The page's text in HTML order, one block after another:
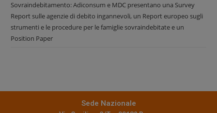
Sovraindebitamento: Adiconsum e MDC presentano una Survey
Report sulle agenzie di debito ingannevoli, un Report europeo sugli
strumenti e le procedure per le famiglie sovraindebitate e un
Position Paper
Sede Nazionale